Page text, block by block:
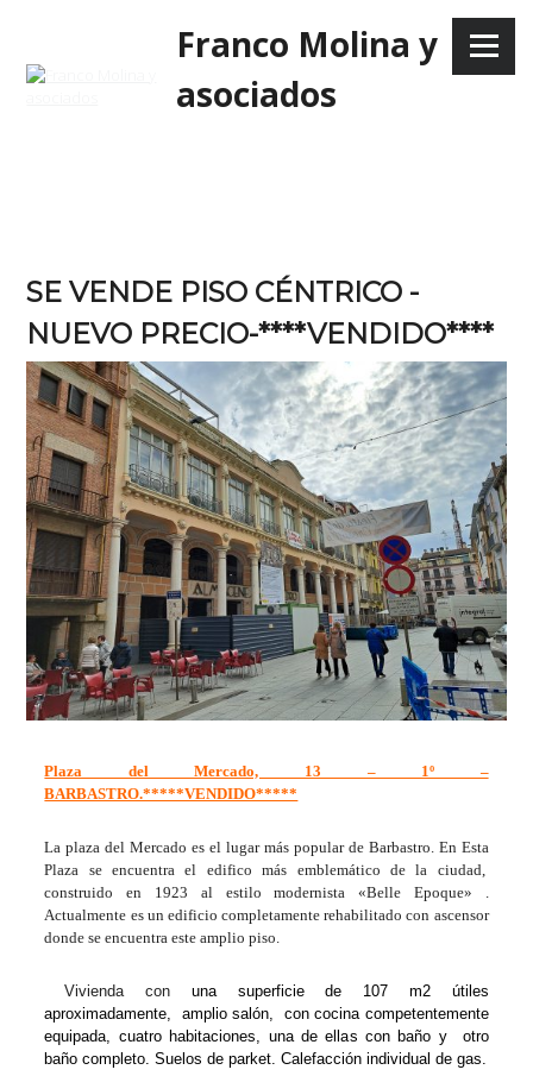
Franco Molina y
asociados
Menu
SE VENDE PISO CÉNTRICO -
NUEVO PRECIO-****VENDIDO****
Plaza del Mercado, 13 – 1º –
BARBASTRO.*****VENDIDO*****
La plaza del Mercado es el lugar más popular de Barbastro. En Esta
Plaza se encuentra el edifico más emblemático de la ciudad,
construido en 1923 al estilo modernista «Belle Epoque» .
Actualmente es un edificio completamente rehabilitado con ascensor
donde se encuentra este amplio piso.
Vivienda conuna superficie de 107 m2 útiles
aproximadamente, amplio salón, con cocina competentemente
equipada, cuatro habitaciones, una de ellas con baño y otro
baño completo. Suelos de parket. Calefacción individual de gas.